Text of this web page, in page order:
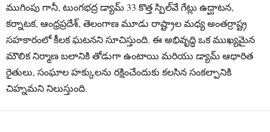
ముగింపు గానీ, టుంగభద్ర డ్యామ్ 33 కొత్త స్పిల్‌వే గేట్లు ఉద్ఘాటన,
కర్నాటక, ఆంధ్రప్రదేశ్, తెలంగాణ మూడు రాష్ట్రాల మధ్య అంతర్రాష్ట్ర
సహకారంలో కీలక ఘటనని సూచిస్తుంది. ఈ అభివృద్ధి ఒక ముఖ్యమైన
మౌలిక నిర్మాణ బలానికి తోడుగా ఉంటాయి మరియు డ్యామ్ ఆధారిత
రైతులు, సంఘాల హక్కులను రక్షించేందుకు కలసిన సంకల్పానికి
చిహ్నమని నిలుస్తుంది.